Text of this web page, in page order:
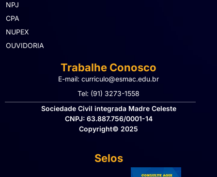
NPJ
CPA
NUPEX
OUVIDORIA
Trabalhe Conosco
E-mail: curriculo@esmac.edu.br
Tel: (91) 3273-1558​
Sociedade Civil integrada Madre Celeste
CNPJ: 63.887.756/0001-14
Copyright© 2025
Selos